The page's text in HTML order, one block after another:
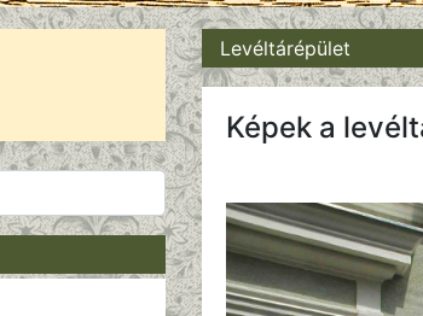
Levéltárépület
Képek a